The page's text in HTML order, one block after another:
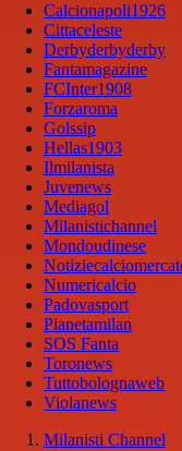
Calcionapoli1926
Cittaceleste
Derbyderbyderby
Fantamagazine
FCInter1908
Forzaroma
Golssip
Hellas1903
Ilmilanista
Juvenews
Mediagol
Milanistichannel
Mondoudinese
Numericalcio
Padovasport
Pianetamilan
SOS Fanta
Toronews
Tuttobolognaweb
Violanews
Milanisti Channel